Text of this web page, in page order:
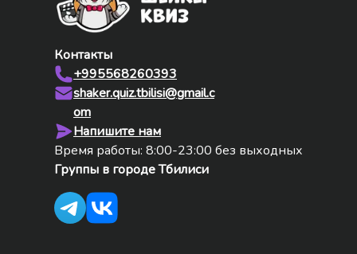
Контакты
+995568260393
shaker.quiz.tbilisi@gmail.c
om
Напишите нам
Время работы: 8:00-23:00 без выходных
Группы в городеТбилиси